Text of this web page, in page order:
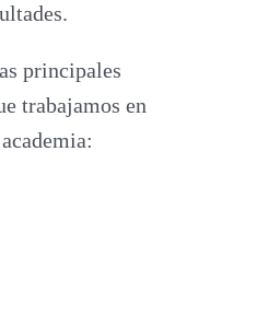
principales
trabajamos en